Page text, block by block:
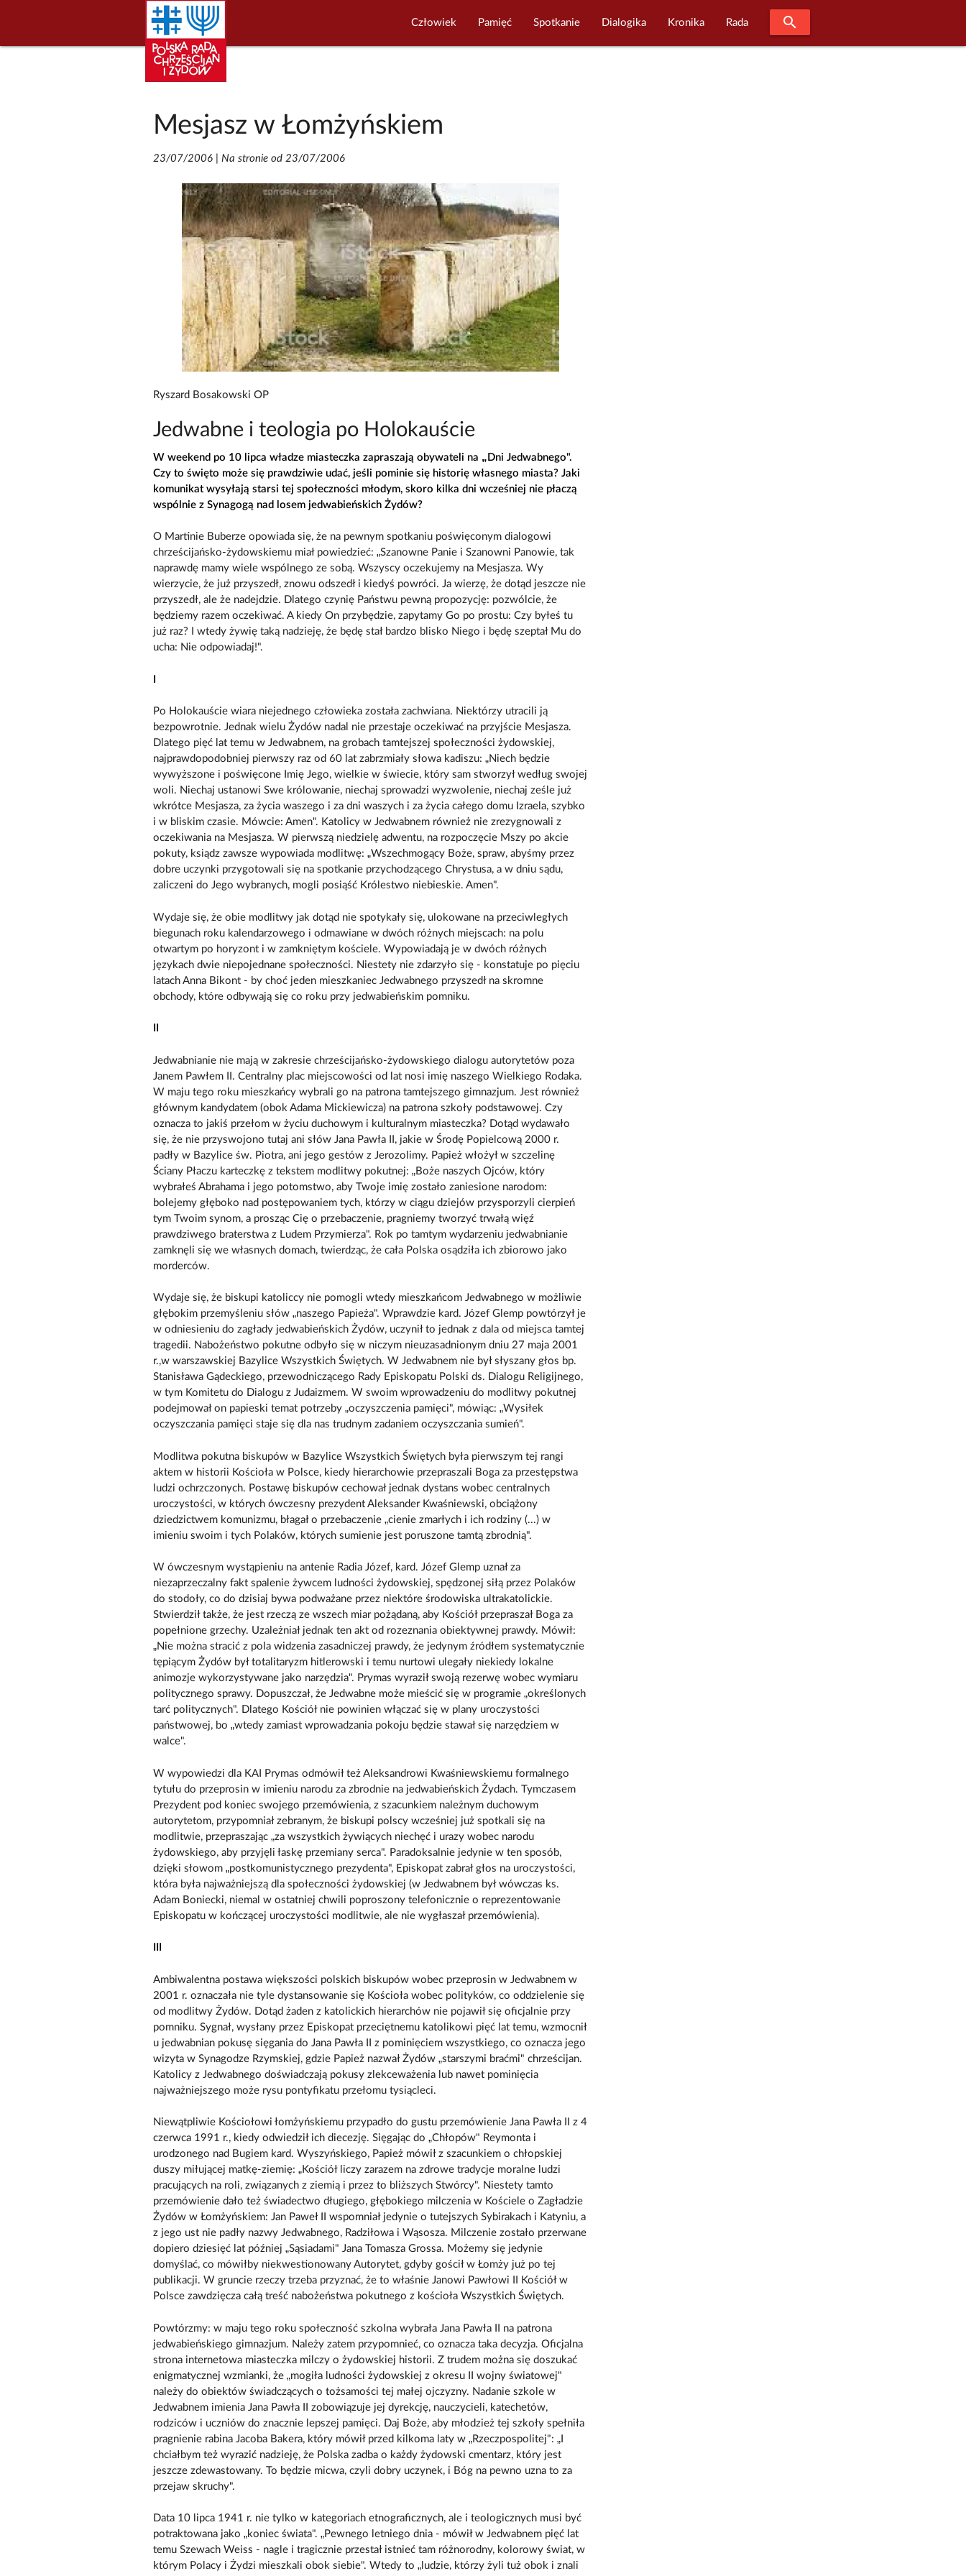
Człowiek Pamięć Spotkanie Dialogika Kronika Rada search
Mesjasz w Łomżyńskiem
23/07/2006| Na stronie od 23/07/2006
Ryszard Bosakowski OP
Jedwabne i teologia po Holokauście
W weekend po 10 lipca władze miasteczka zapraszają obywateli na „Dni Jedwabnego".
Czy to święto może się prawdziwie udać, jeśli pominie się historię własnego miasta? Jaki
komunikat wysyłają starsi tej społeczności młodym, skoro kilka dni wcześniej nie płaczą
wspólnie z Synagogą nad losem jedwabieńskich Żydów?
O Martinie Buberze opowiada się, że na pewnym spotkaniu poświęconym dialogowi
chrześcijańsko-żydowskiemu miał powiedzieć: „Szanowne Panie i Szanowni Panowie, tak
naprawdę mamy wiele wspólnego ze sobą. Wszyscy oczekujemy na Mesjasza. Wy
wierzycie, że już przyszedł, znowu odszedł i kiedyś powróci. Ja wierzę, że dotąd jeszcze nie
przyszedł, ale że nadejdzie. Dlatego czynię Państwu pewną propozycję: pozwólcie, że
będziemy razem oczekiwać. A kiedy On przybędzie, zapytamy Go po prostu: Czy byłeś tu
już raz? I wtedy żywię taką nadzieję, że będę stał bardzo blisko Niego i będę szeptał Mu do
ucha: Nie odpowiadaj!".
Po Holokauście wiara niejednego człowieka została zachwiana. Niektórzy utracili ją
bezpowrotnie. Jednak wielu Żydów nadal nie przestaje oczekiwać na przyjście Mesjasza.
Dlatego pięć lat temu w Jedwabnem, na grobach tamtejszej społeczności żydowskiej,
najprawdopodobniej pierwszy raz od 60 lat zabrzmiały słowa kadiszu: „Niech będzie
wywyższone i poświęcone Imię Jego, wielkie w świecie, który sam stworzył według swojej
woli. Niechaj ustanowi Swe królowanie, niechaj sprowadzi wyzwolenie, niechaj ześle już
wkrótce Mesjasza, za życia waszego i za dni waszych i za życia całego domu Izraela, szybko
i w bliskim czasie. Mówcie: Amen". Katolicy w Jedwabnem również nie zrezygnowali z
oczekiwania na Mesjasza. W pierwszą niedzielę adwentu, na rozpoczęcie Mszy po akcie
pokuty, ksiądz zawsze wypowiada modlitwę: „Wszechmogący Boże, spraw, abyśmy przez
dobre uczynki przygotowali się na spotkanie przychodzącego Chrystusa, a w dniu sądu,
zaliczeni do Jego wybranych, mogli posiąść Królestwo niebieskie. Amen".
Wydaje się, że obie modlitwy jak dotąd nie spotykały się, ulokowane na przeciwległych
biegunach roku kalendarzowego i odmawiane w dwóch różnych miejscach: na polu
otwartym po horyzont i w zamkniętym kościele. Wypowiadają je w dwóch różnych
językach dwie niepojednane społeczności. Niestety nie zdarzyło się - konstatuje po pięciu
latach Anna Bikont - by choć jeden mieszkaniec Jedwabnego przyszedł na skromne
obchody, które odbywają się co roku przy jedwabieńskim pomniku.
Jedwabnianie nie mają w zakresie chrześcijańsko-żydowskiego dialogu autorytetów poza
Janem Pawłem II. Centralny plac miejscowości od lat nosi imię naszego Wielkiego Rodaka.
W maju tego roku mieszkańcy wybrali go na patrona tamtejszego gimnazjum. Jest również
głównym kandydatem (obok Adama Mickiewicza) na patrona szkoły podstawowej. Czy
oznacza to jakiś przełom w życiu duchowym i kulturalnym miasteczka? Dotąd wydawało
się, że nie przyswojono tutaj ani słów Jana Pawła II, jakie w Środę Popielcową 2000 r.
padły w Bazylice św. Piotra, ani jego gestów z Jerozolimy. Papież włożył w szczelinę
Ściany Płaczu karteczkę z tekstem modlitwy pokutnej: „Boże naszych Ojców, który
wybrałeś Abrahama i jego potomstwo, aby Twoje imię zostało zaniesione narodom:
bolejemy głęboko nad postępowaniem tych, którzy w ciągu dziejów przysporzyli cierpień
tym Twoim synom, a prosząc Cię o przebaczenie, pragniemy tworzyć trwałą więź
prawdziwego braterstwa z Ludem Przymierza". Rok po tamtym wydarzeniu jedwabnianie
zamknęli się we własnych domach, twierdząc, że cała Polska osądziła ich zbiorowo jako
morderców.
Wydaje się, że biskupi katoliccy nie pomogli wtedy mieszkańcom Jedwabnego w możliwie
głębokim przemyśleniu słów „naszego Papieża". Wprawdzie kard. Józef Glemp powtórzył je
w odniesieniu do zagłady jedwabieńskich Żydów, uczynił to jednak z dala od miejsca tamtej
tragedii. Nabożeństwo pokutne odbyło się w niczym nieuzasadnionym dniu 27 maja 2001
r.,w warszawskiej Bazylice Wszystkich Świętych. W Jedwabnem nie był słyszany głos bp.
Stanisława Gądeckiego, przewodniczącego Rady Episkopatu Polski ds. Dialogu Religijnego,
w tym Komitetu do Dialogu z Judaizmem. W swoim wprowadzeniu do modlitwy pokutnej
podejmował on papieski temat potrzeby „oczyszczenia pamięci", mówiąc: „Wysiłek
oczyszczania pamięci staje się dla nas trudnym zadaniem oczyszczania sumień".
Modlitwa pokutna biskupów w Bazylice Wszystkich Świętych była pierwszym tej rangi
aktem w historii Kościoła w Polsce, kiedy hierarchowie przepraszali Boga za przestępstwa
ludzi ochrzczonych. Postawę biskupów cechował jednak dystans wobec centralnych
uroczystości, w których ówczesny prezydent Aleksander Kwaśniewski, obciążony
dziedzictwem komunizmu, błagał o przebaczenie „cienie zmarłych i ich rodziny (...) w
imieniu swoim i tych Polaków, których sumienie jest poruszone tamtą zbrodnią".
W ówczesnym wystąpieniu na antenie Radia Józef, kard. Józef Glemp uznał za
niezaprzeczalny fakt spalenie żywcem ludności żydowskiej, spędzonej siłą przez Polaków
do stodoły, co do dzisiaj bywa podważane przez niektóre środowiska ultrakatolickie.
Stwierdził także, że jest rzeczą ze wszech miar pożądaną, aby Kościół przepraszał Boga za
popełnione grzechy. Uzależniał jednak ten akt od rozeznania obiektywnej prawdy. Mówił:
„Nie można stracić z pola widzenia zasadniczej prawdy, że jedynym źródłem systematycznie
tępiącym Żydów był totalitaryzm hitlerowski i temu nurtowi ulegały niekiedy lokalne
animozje wykorzystywane jako narzędzia". Prymas wyraził swoją rezerwę wobec wymiaru
politycznego sprawy. Dopuszczał, że Jedwabne może mieścić się w programie „określonych
tarć politycznych". Dlatego Kościół nie powinien włączać się w plany uroczystości
państwowej, bo „wtedy zamiast wprowadzania pokoju będzie stawał się narzędziem w
walce".
W wypowiedzi dla KAI Prymas odmówił też Aleksandrowi Kwaśniewskiemu formalnego
tytułu do przeprosin w imieniu narodu za zbrodnie na jedwabieńskich Żydach. Tymczasem
Prezydent pod koniec swojego przemówienia, z szacunkiem należnym duchowym
autorytetom, przypomniał zebranym, że biskupi polscy wcześniej już spotkali się na
modlitwie, przepraszając „za wszystkich żywiących niechęć i urazy wobec narodu
żydowskiego, aby przyjęli łaskę przemiany serca". Paradoksalnie jedynie w ten sposób,
dzięki słowom „postkomunistycznego prezydenta", Episkopat zabrał głos na uroczystości,
która była najważniejszą dla społeczności żydowskiej (w Jedwabnem był wówczas ks.
Adam Boniecki, niemal w ostatniej chwili poproszony telefonicznie o reprezentowanie
Episkopatu w kończącej uroczystości modlitwie, ale nie wygłaszał przemówienia).
Ambiwalentna postawa większości polskich biskupów wobec przeprosin w Jedwabnem w
2001 r. oznaczała nie tyle dystansowanie się Kościoła wobec polityków, co oddzielenie się
od modlitwy Żydów. Dotąd żaden z katolickich hierarchów nie pojawił się oficjalnie przy
pomniku. Sygnał, wysłany przez Episkopat przeciętnemu katolikowi pięć lat temu, wzmocnił
u jedwabnian pokusę sięgania do Jana Pawła II z pominięciem wszystkiego, co oznacza jego
wizyta w Synagodze Rzymskiej, gdzie Papież nazwał Żydów „starszymi braćmi" chrześcijan.
Katolicy z Jedwabnego doświadczają pokusy zlekceważenia lub nawet pominięcia
najważniejszego może rysu pontyfikatu przełomu tysiącleci.
Niewątpliwie Kościołowi łomżyńskiemu przypadło do gustu przemówienie Jana Pawła II z 4
czerwca 1991 r., kiedy odwiedził ich diecezję. Sięgając do „Chłopów" Reymonta i
urodzonego nad Bugiem kard. Wyszyńskiego, Papież mówił z szacunkiem o chłopskiej
duszy miłującej matkę-ziemię: „Kościół liczy zarazem na zdrowe tradycje moralne ludzi
pracujących na roli, związanych z ziemią i przez to bliższych Stwórcy". Niestety tamto
przemówienie dało też świadectwo długiego, głębokiego milczenia w Kościele o Zagładzie
Żydów w Łomżyńskiem: Jan Paweł II wspomniał jedynie o tutejszych Sybirakach i Katyniu, a
z jego ust nie padły nazwy Jedwabnego, Radziłowa i Wąsosza. Milczenie zostało przerwane
dopiero dziesięć lat później „Sąsiadami" Jana Tomasza Grossa. Możemy się jedynie
domyślać, co mówiłby niekwestionowany Autorytet, gdyby gościł w Łomży już po tej
publikacji. W gruncie rzeczy trzeba przyznać, że to właśnie Janowi Pawłowi II Kościół w
Polsce zawdzięcza całą treść nabożeństwa pokutnego z kościoła Wszystkich Świętych.
Powtórzmy: w maju tego roku społeczność szkolna wybrała Jana Pawła II na patrona
jedwabieńskiego gimnazjum. Należy zatem przypomnieć, co oznacza taka decyzja. Oficjalna
strona internetowa miasteczka milczy o żydowskiej historii. Z trudem można się doszukać
enigmatycznej wzmianki, że „mogiła ludności żydowskiej z okresu II wojny światowej"
należy do obiektów świadczących o tożsamości tej małej ojczyzny. Nadanie szkole w
Jedwabnem imienia Jana Pawła II zobowiązuje jej dyrekcję, nauczycieli, katechetów,
rodziców i uczniów do znacznie lepszej pamięci. Daj Boże, aby młodzież tej szkoły spełniła
pragnienie rabina Jacoba Bakera, który mówił przed kilkoma laty w „Rzeczpospolitej": „I
chciałbym też wyrazić nadzieję, że Polska zadba o każdy żydowski cmentarz, który jest
jeszcze zdewastowany. To będzie micwa, czyli dobry uczynek, i Bóg na pewno uzna to za
przejaw skruchy".
Data 10 lipca 1941 r. nie tylko w kategoriach etnograficznych, ale i teologicznych musi być
potraktowana jako „koniec świata". „Pewnego letniego dnia - mówił w Jedwabnem pięć lat
temu Szewach Weiss - nagle i tragicznie przestał istnieć tam różnorodny, kolorowy świat, w
którym Polacy i Żydzi mieszkali obok siebie". Wtedy to „ludzie, którzy żyli tuż obok i znali